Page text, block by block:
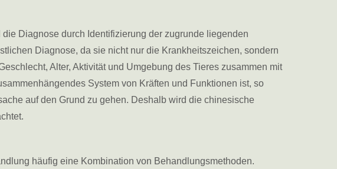
Diagnose durch Identifizierung der zugrunde liegenden
Diagnose, da sie nicht nur die Krankheitszeichen, sondern
Alter, Aktivität und Umgebung des Tieres zusammen mit
System von Kräften und Funktionen ist, so
auf den Grund zu gehen. Deshalb wird die chinesische
häufig eine Kombination von Behandlungsmethoden.